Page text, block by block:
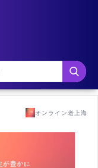
オンライン老上海